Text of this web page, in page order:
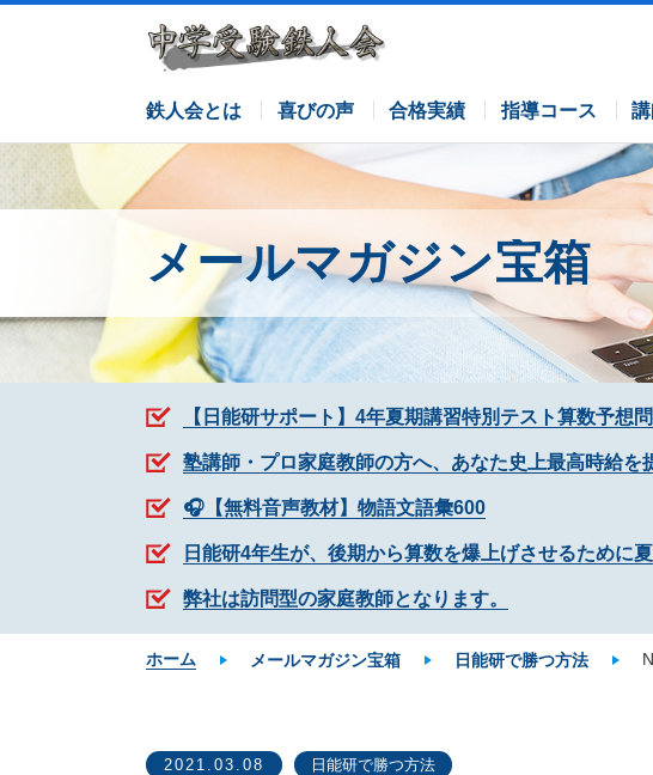
鉄人会とは 喜びの声 合格実績 指導コース
サピックスコース
栄光ゼミナールコース 各塾併用コース
メールマガジン宝箱
【日能研サポート】4年夏期講習特別テスト算数予想
塾講師・プロ家庭教師の方へ、あなた史上最高時給を
🎧【無料音声教材】物語文語彙600
日能研4年生が、後期から算数を爆上げさせるために
弊社は訪問型の家庭教師となります。
ホーム メールマガジン宝箱 日能研で勝つ方法
2021.03.08 日能研で勝つ方法